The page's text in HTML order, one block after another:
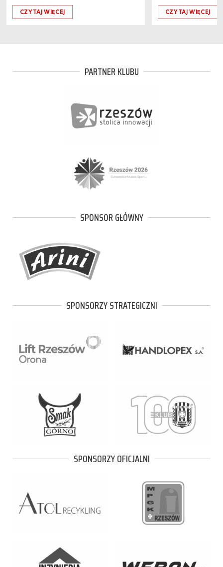
CZYTAJ WIĘCEJ CZYTAJ WIĘCEJ
PARTNER KLUBU
SPONSOR GŁÓWNY
SPONSORZY STRATEGICZNI
SPONSORZY OFICJALNI